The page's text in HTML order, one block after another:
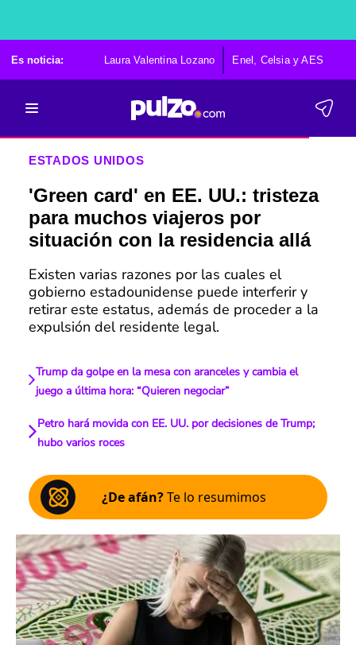
Es noticia: Laura Valentina Lozano Enel, Celsia y AES
ESTADOS UNIDOS
'Green card' en EE. UU.: tristeza
para muchos viajeros por
situación con la residencia allá
Existen varias razones por las cuales el
gobierno estadounidense puede interferir y
retirar este estatus, además de proceder a la
expulsión del residente legal.
Trump da golpe en la mesa con aranceles y cambia el
juego a última hora: “Quieren negociar”
Petro hará movida con EE. UU. por decisiones de Trump;
hubo varios roces
¿De afán?Te lo resumimos